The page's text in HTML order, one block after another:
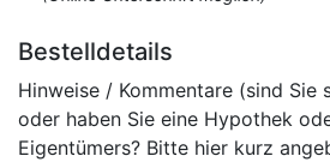
Bestelldetails
Hinweise / Kommentare (sind Sie
oder haben Sie eine Hypothek
Eigentümers? Bitte hier kurz